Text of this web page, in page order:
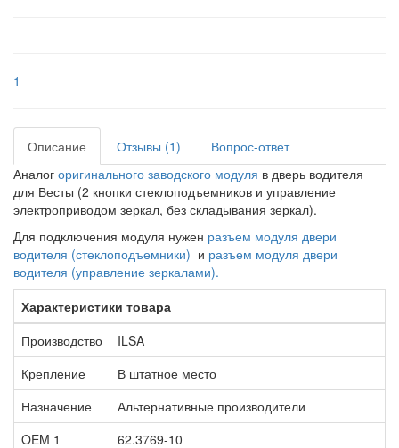
1
Описание Отзывы (1)
Вопрос-ответ
Аналог оригинального заводского модуля в дверь водителя
для Весты (2 кнопки стеклоподъемников и управление
электроприводом зеркал, без складывания зеркал).
Для подключения модуля нужен разъем модуля двери
водителя (стеклоподъемники) и разъем модуля двери
водителя (управление зеркалами).
Характеристики товара
Производство
ILSA
Крепление
В штатное место
Назначение
Альтернативные производители
OEM 1
62.3769-10